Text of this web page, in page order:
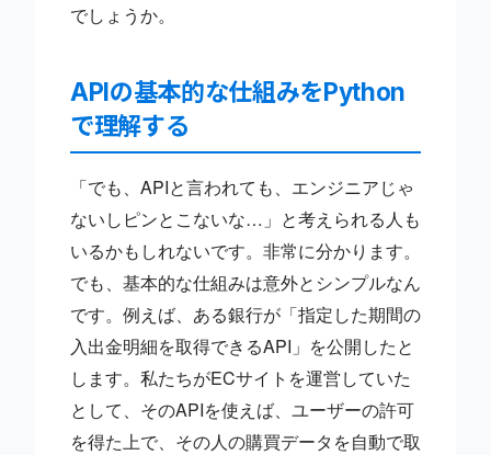
でしょうか。
APIの基本的な仕組みをPython
で理解する
「でも、APIと言われても、エンジニアじゃ
ないしピンとこないな…」と考えられる人も
いるかもしれないです。非常に分かります。
でも、基本的な仕組みは意外とシンプルなん
です。例えば、ある銀行が「指定した期間の
入出金明細を取得できるAPI」を公開したと
します。私たちがECサイトを運営していた
として、そのAPIを使えば、ユーザーの許可
を得た上で、その人の購買データを自動で取